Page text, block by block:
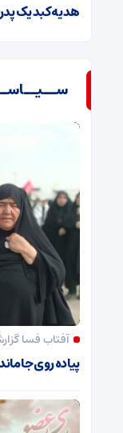
هدیه کبد یک پدر
آفتاب فسا
پیاده روی